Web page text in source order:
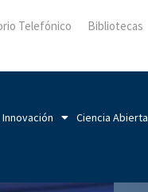
Telefónico Bibliotecas
Innovación Ciencia Abierta